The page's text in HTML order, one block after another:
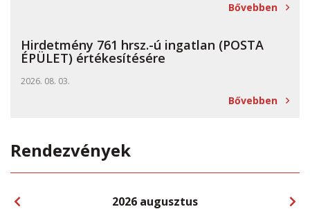
Bővebben
Hirdetmény 761 hrsz.-ú ingatlan (POSTA
ÉPÜLET) értékesítésére
2026. 08. 03.
Bővebben
Rendezvények
2026 augusztus